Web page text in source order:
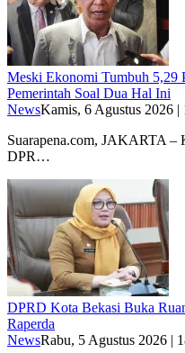
Meski Ekonomi Tumbuh 5,29
Pemerintah Soal Dua Hal Ini
NewsKamis, 6 Agustus 2026 |
Suarapena.com, JAKARTA –
DPR…
DPRD Kota Bekasi Buka
Raperda
NewsRabu, 5 Agustus 2026 |